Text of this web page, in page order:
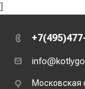
]
Московская